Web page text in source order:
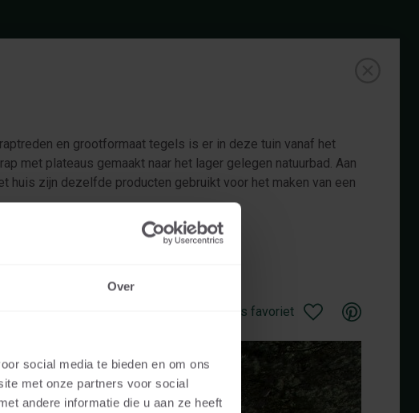
Over
social media te bieden en om ons
met onze partners voor social
andere informatie die u aan ze heeft
en grootformaat tegels is er in deze tuin vanaf het
met plateaus gemaakt naar het lager gelegen natuurbad. Aan
huis zijn dezelfde producten gebruikt voor het maken van een
Opslaan als favoriet